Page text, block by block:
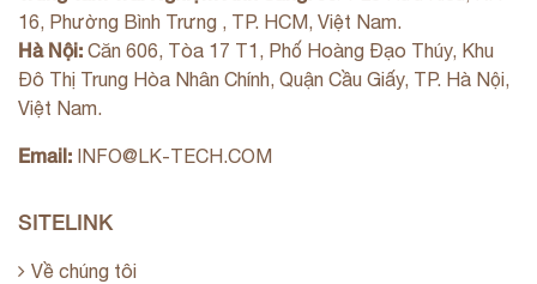
16, Phường Bình Trưng , TP. HCM, Việt Nam.
Hà Nội: Căn 606, Tòa 17 T1, Phố Hoàng Đạo Thúy, Khu
Đô Thị Trung Hòa Nhân Chính, Quận Cầu Giấy, TP. Hà Nội,
Việt Nam.
Email: INFO@LK-TECH.COM
SITELINK
Về chúng tôi